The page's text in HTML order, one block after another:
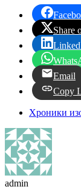
Share
Email
Copy
Хроники
admin